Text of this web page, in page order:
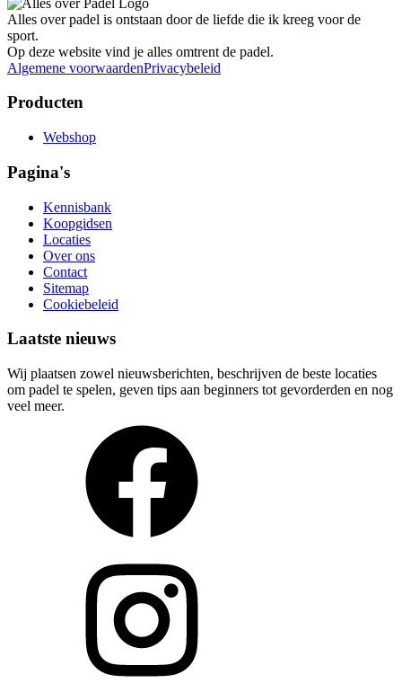
Alles over padel is ontstaan door de liefde die ik kreeg voor de
sport.
Op deze website vind je alles omtrent de padel.
Algemene voorwaardenPrivacybeleid
Producten
Webshop
Pagina's
Kennisbank
Koopgidsen
Locaties
Over ons
Contact
Sitemap
Cookiebeleid
Laatste nieuws
Wij plaatsen zowel nieuwsberichten, beschrijven de beste locaties
om padel te spelen, geven tips aan beginners tot gevorderden en nog
veel meer.